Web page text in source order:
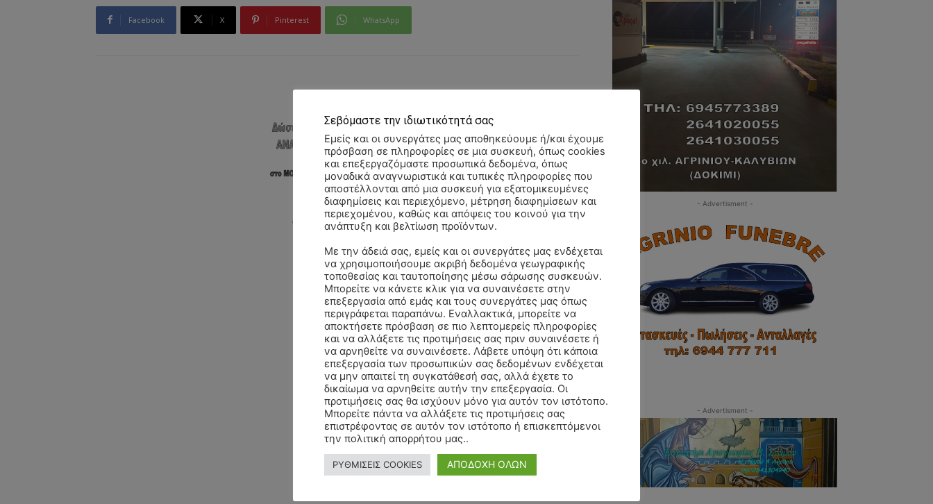
Facebook X Pinterest WhatsApp
- Advertisment -
- Advertisment -
Σεβόμαστε την ιδιωτικότητά σας
Εμείς και οι συνεργάτες μας αποθηκεύουμε ή/και έχουμε
πρόσβαση σε πληροφορίες σε μια συσκευή, όπως cookies
και επεξεργαζόμαστε προσωπικά δεδομένα, όπως
μοναδικά αναγνωριστικά και τυπικές πληροφορίες που
αποστέλλονται από μια συσκευή για εξατομικευμένες
διαφημίσεις και περιεχόμενο, μέτρηση διαφημίσεων και
περιεχομένου, καθώς και απόψεις του κοινού για την
ανάπτυξη και βελτίωση προϊόντων.
Με την άδειά σας, εμείς και οι συνεργάτες μας ενδέχεται
να χρησιμοποιήσουμε ακριβή δεδομένα γεωγραφικής
τοποθεσίας και ταυτοποίησης μέσω σάρωσης συσκευών.
Μπορείτε να κάνετε κλικ για να συναινέσετε στην
επεξεργασία από εμάς και τους συνεργάτες μας όπως
περιγράφεται παραπάνω. Εναλλακτικά, μπορείτε να
αποκτήσετε πρόσβαση σε πιο λεπτομερείς πληροφορίες
και να αλλάξετε τις προτιμήσεις σας πριν συναινέσετε ή
να αρνηθείτε να συναινέσετε. Λάβετε υπόψη ότι κάποια
επεξεργασία των προσωπικών σας δεδομένων ενδέχεται
να μην απαιτεί τη συγκατάθεσή σας, αλλά έχετε το
δικαίωμα να αρνηθείτε αυτήν την επεξεργασία. Οι
προτιμήσεις σας θα ισχύουν μόνο για αυτόν τον ιστότοπο.
Μπορείτε πάντα να αλλάξετε τις προτιμήσεις σας
επιστρέφοντας σε αυτόν τον ιστότοπο ή επισκεπτόμενοι
την πολιτική απορρήτου μας..
ΡΥΘΜΙΣΕΙΣ COOKIES ΑΠΟΔΟΧΗ ΟΛΩΝ